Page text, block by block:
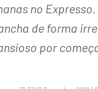
no
de forma
por